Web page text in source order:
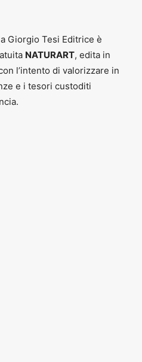
Giorgio Tesi Editrice è
NATURART, edita in
l’intento di valorizzare in
e i tesori custoditi